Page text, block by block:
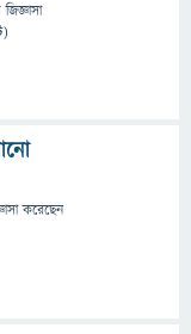
জিজ্ঞাসা
করেছেন